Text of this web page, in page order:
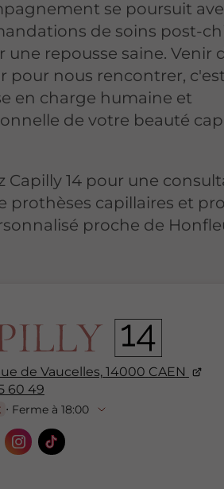
se poursuit
de soins post-
une repousse saine. Venir
pour nous rencontrer,
en charge humaine et
de votre beauté
Capilly 14 pour une
prothèses capillaires et
proche de
de Vaucelles, 14000 CAEN
60 49
⋅ Ferme à 18:00